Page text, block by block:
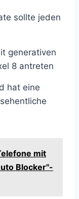
sollte jeden
generativen
8 antreten
hat eine
mit
Blocker"-